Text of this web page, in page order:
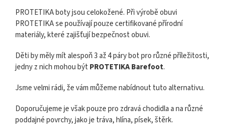
PROTETIKA boty jsou celokožené. Při výrobě obuvi
PROTETIKA se používají pouze certifikované přírodní
materiály, které zajišťují bezpečnost obuvi.
Děti by měly mít alespoň 3 až 4 páry bot pro různé příležitosti,
jedny z nich mohou být PROTETIKABarefoot.
Jsme velmi rádi, že vám můžeme nabídnout tuto alternativu.
Doporučujeme je však pouze pro zdravá chodidla a na různé
poddajné povrchy, jako je tráva, hlína, písek, štěrk.